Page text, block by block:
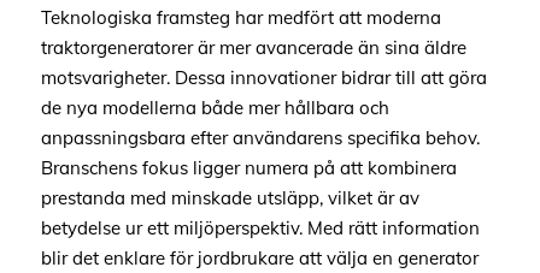
Teknologiska framsteg har medfört att moderna
traktorgeneratorer är mer avancerade än sina äldre
motsvarigheter. Dessa innovationer bidrar till att göra
de nya modellerna både mer hållbara och
anpassningsbara efter användarens specifika behov.
Branschens fokus ligger numera på att kombinera
prestanda med minskade utsläpp, vilket är av
betydelse ur ett miljöperspektiv. Med rätt information
blir det enklare för jordbrukare att välja en generator